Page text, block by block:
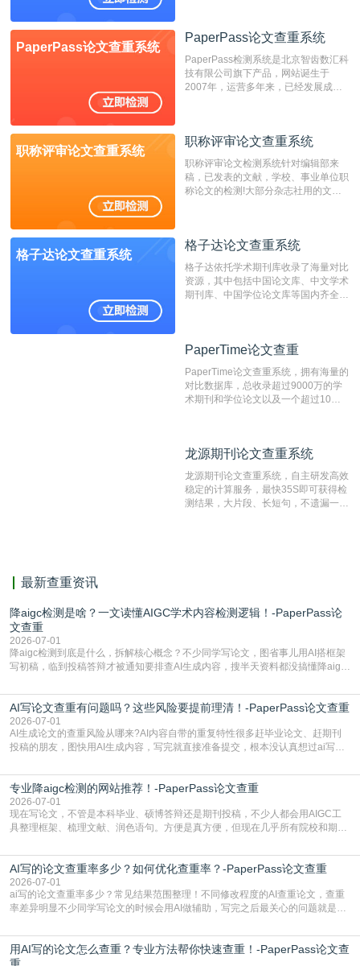
检测系统，其真实性和权威性无可厚
非。其次，相对于知网而言，万方检测
费用少，上手容易，是学生初次论文查
重的推荐系统。
PaperPass论文查重系统
PaperPass论文查重系统
PaperPass检测系统是北京智齿数汇科
技有限公司旗下产品，网站诞生于
2007年，运营多年来，已经发展成为
检测速度快、精度高，市场反映良好。
职称评审论文查重系统
职称评审论文查重系统
职称评审论文检测系统针对编辑部来
稿，已发表的文献，学校、事业单位职
称论文的检测!大部分杂志社用的文献
编辑部检测来稿和已发表的文献,检测
测时注意填写第一作者,才能排除已发
表文献复制比。（限制字符数1万）
格子达论文查重系统
格子达论文查重系统
格子达依托学术期刊库收录了海量对比
资源，其中包括中国论文库、中文学术
期刊库、中国学位论文库等国内齐全的
系统，可检测中文、英文两种语言的论
PaperTime论文查重
PaperTime论文查重系统，拥有海量的
对比数据库，总收录超过9000万的学
术期刊和学位论文以及一个超过10亿
对，利用指纹索引快速而精准地在云检
有相似的片段，该项技术检测速度快、
准确率高，市场反映良好。
龙源期刊论文查重系统
龙源期刊论文查重系统，自主研发高效
稳定的计算服务，最快35S即可获得检
测结果，大片段、长短句，不遗漏一处
最新查重资讯
降aigc检测是啥？一文读懂AIGC学术内容检测逻辑！-PaperPass论
文查重
2026-07-01
降aigc检测到底是什么，拆解核心概念？不少同学写论文，图省事儿用AI搭框架
写初稿，临到投稿答辩才被通知要排查AI生成内容，搜半天资料都没搞懂降aigc
怕是已经入行的科研人员，不少人也搞不清降aigc检测是啥，对相关要求摸不
准。其实，降aigc检测是伴随AIGC工具在学术领域普及诞生的新需求，核心是为
了满足现在高校、期刊对AI生
AI写论文查重有问题吗？这些风险要提前理清！-PaperPass论文查重
2026-07-01
AI生成论文的查重风险从哪来?AI内容自带的重复特性很多赶毕业论文、赶期刊
投稿的朋友，图快用AI生成内容，写完就直接准备提交，根本没认真想过ai写论
自带不可忽视的查重风险。AI训练依赖海量公开的文本数据，生成内容本质是基
于训练数据的概率拼接，不是从零开始的原创创作。生成过程中，很容易复用已
有的高频公共表述，甚至直接拼接已经公开
专业降aigc检测的网站推荐！-PaperPass论文查重
2026-07-01
现在写论文，不管是本科毕业、硕博答辩还是期刊投稿，不少人都会用AIGC工
具整理框架、梳理文献、润色语句。方便是真方便，但现在几乎所有院校和期刊
五遍还是过不了预检测的大有人在，这时候，找到靠谱的降AIGC检测率的网
站，就能少走好多弯路。PaperPass：守护学术原创性的智能伙伴AIGC生成内
容的学术合规痛点去年帮一个本科师弟改
AI写的论文查重率多少？如何优化查重率？-PaperPass论文查重
2026-07-01
ai写的论文查重率多少？常见结果范围整理！不同修改程度的AI查重论文，查重
率差异明显不少同学写论文的时候会用AI做辅助，写完之后最关心的问题就是ai
实际情况和大家想的不太一样。AI训练依赖海量公开学术文献、网络内容，生成
内容本质是按照语义概率拼接已有内容，很容易和已发布的作品撞重复，甚至会
直接引用整段已有内容，所以查重率偏高是
用AI写的论文怎么查重？专业方法帮你快速查重！-PaperPass论文查
重